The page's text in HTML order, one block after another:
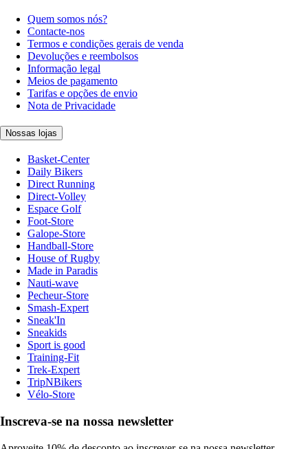
Quem somos nós?
Contacte-nos
Termos e condições gerais de venda
Devoluções e reembolsos
Informação legal
Meios de pagamento
Tarifas e opções de envio
Nota de Privacidade
Nossas lojas
Basket-Center
Daily Bikers
Direct Running
Direct-Volley
Espace Golf
Foot-Store
Galope-Store
Handball-Store
House of Rugby
Made in Paradis
Nauti-wave
Pecheur-Store
Smash-Expert
Sneak'In
Sneakids
Sport is good
Training-Fit
Trek-Expert
TripNBikers
Vélo-Store
Inscreva-se na nossa newsletter